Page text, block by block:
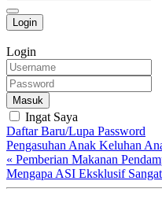
Login
Login
Masuk
Ingat Saya
Daftar Baru/Lupa Password
Pengasuhan Anak Keluhan
« Pemberian Makanan
Mengapa ASI Eksklusif